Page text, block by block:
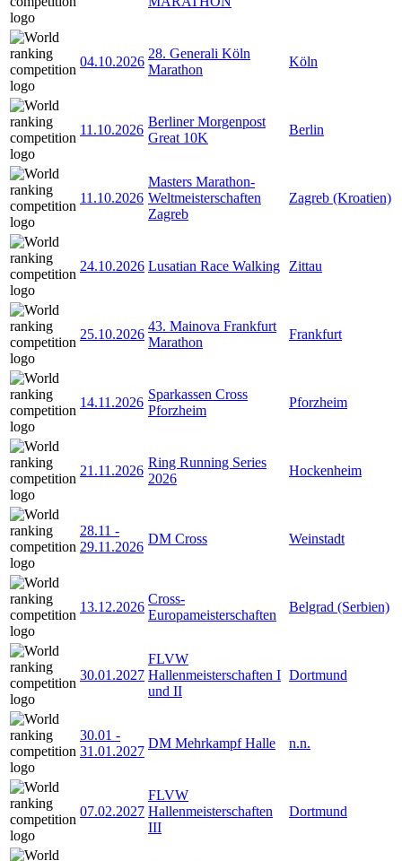
04.10.2026
28. Generali Köln
Marathon
Köln
11.10.2026
Berliner Morgenpost
Great 10K
Berlin
11.10.2026
Masters Marathon-
Weltmeisterschaften
Zagreb
Zagreb (Kroatien)
24.10.2026 Lusatian Race Walking Zittau
25.10.2026
43. Mainova Frankfurt
Marathon
Frankfurt
14.11.2026
Sparkassen Cross
Pforzheim
Pforzheim
21.11.2026
Ring Running Series
2026
Hockenheim
28.11 -
29.11.2026
DM Cross Weinstadt
13.12.2026
Cross-
Europameisterschaften
Belgrad (Serbien)
30.01.2027
FLVW
Hallenmeisterschaften I
und II
Dortmund
30.01 -
31.01.2027
DM Mehrkampf Halle n.n.
07.02.2027
FLVW
Hallenmeisterschaften
III
Dortmund